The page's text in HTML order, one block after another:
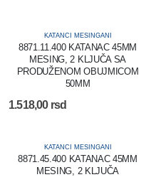
KATANCI MESINGANI
8871.11.400 KATANAC 45MM
MESING, 2 KLJUČA SA
PRODUŽENOM OBUJMICOM
50MM
1.518,00 rsd
KATANCI MESINGANI
8871.45.400 KATANAC 45MM
MESING, 2 KLJUČA